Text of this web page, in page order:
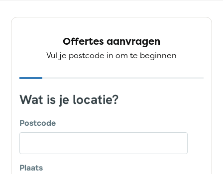
Offertes aanvragen
Vul je postcode in om te beginnen